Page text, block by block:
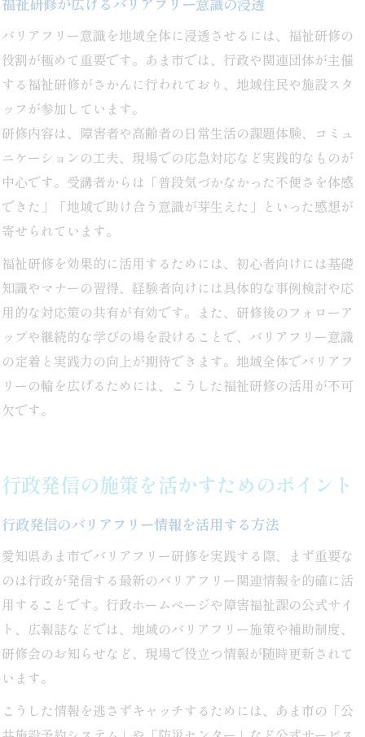
バリアフリー意識を地域全体に浸透させるには、福祉研修の
役割が極めて重要です。あま市では、行政や関連団体が主催
する福祉研修がさかんに行われており、地域住民や施設スタ
ッフが参加しています。
研修内容は、障害者や高齢者の日常生活の課題体験、コミュ
ニケーションの工夫、現場での応急対応など実践的なものが
中心です。受講者からは「普段気づかなかった不便さを体感
できた」「地域で助け合う意識が芽生えた」といった感想が
寄せられています。
福祉研修を効果的に活用するためには、初心者向けには基礎
知識やマナーの習得、経験者向けには具体的な事例検討や応
用的な対応策の共有が有効です。また、研修後のフォローア
ップや継続的な学びの場を設けることで、バリアフリー意識
の定着と実践力の向上が期待できます。地域全体でバリアフ
リーの輪を広げるためには、こうした福祉研修の活用が不可
欠です。
行政発信の施策を活かすためのポイント
行政発信のバリアフリー情報を活用する方法
愛知県あま市でバリアフリー研修を実践する際、まず重要な
のは行政が発信する最新のバリアフリー関連情報を的確に活
用することです。行政ホームページや障害福祉課の公式サイ
ト、広報誌などでは、地域のバリアフリー施策や補助制度、
研修会のお知らせなど、現場で役立つ情報が随時更新されて
います。
こうした情報を逃さずキャッチするためには、あま市の「公